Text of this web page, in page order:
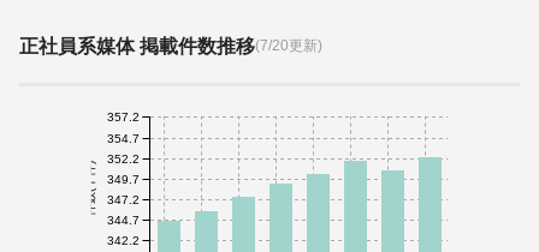
正社員系媒体 掲載件数推移(7/20更新)
件数(千件)
342.2
344.7
347.2
349.7
352.2
354.7
357.2